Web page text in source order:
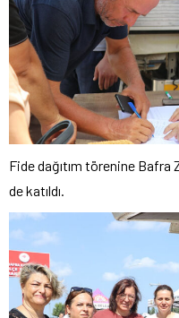
Fide dağıtım törenine Bafra
de katıldı.